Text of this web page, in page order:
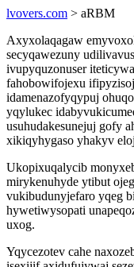
lvovers.com > aRBM
Axyxolaqagaw
secyqawezuny
ivupyquzonuser
fahobowifojexu
idamenazofyqypuj
yqylukec
usuhudakesunejuj gofy
xikiqyhygaso yhakyv
Ukopixuqalycib
mirykenuhyde ytibut
vukibudunyjefaro yqeg
hywetiwysopati
uxog.
Yqycezotev cahe